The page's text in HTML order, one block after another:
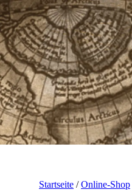
Startseite /Online-Shop